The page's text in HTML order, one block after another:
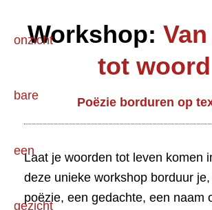
Workshop:
tot woord
Poëzie borduren op
Laat je woorden tot leven komen
deze unieke workshop borduur je,
poëzie, een gedachte, een naam